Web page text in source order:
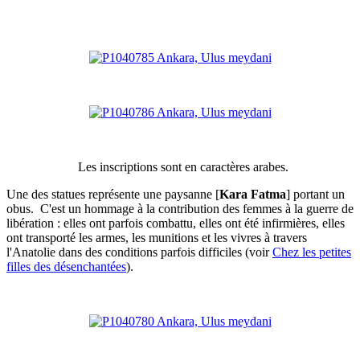
Les inscriptions sont en caractères arabes.
Une des statues représente une paysanne [Kara Fatma] portant un
obus. C'est un hommage à la contribution des femmes à la guerre de
libération : elles ont parfois combattu, elles ont été infirmières, elles
ont transporté les armes, les munitions et les vivres à travers
l'Anatolie dans des conditions parfois difficiles (voirChez les petites
filles des désenchantées).